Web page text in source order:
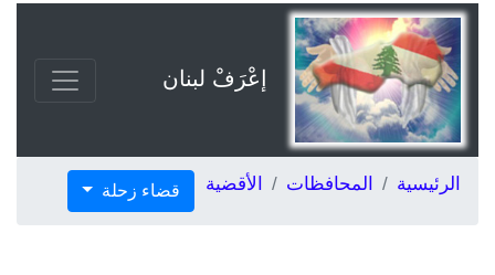
إعْرَفْ لبنان
الرئيسية المحافظات الأقضية قضاء زحلة